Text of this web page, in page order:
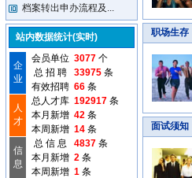
档案转出申办流程及...
站内数据统计(实时)
企
业
会员单位 3077 个
总 招 聘
33975 条
有效招聘 66 条
人
才
总人才库 192917 条
本月新增 42 条
本周新增 14 条
信
息
总 信 息 4837 条
本月新增 2 条
本周新增 1 条
职场生存
面试须知